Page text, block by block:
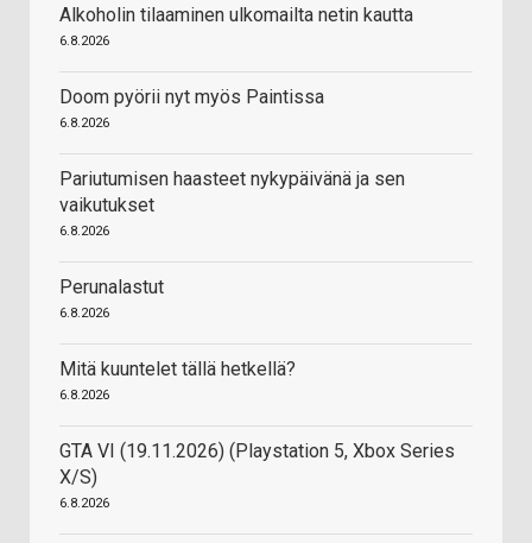
Alkoholin tilaaminen ulkomailta netin kautta
6.8.2026
Doom pyörii nyt myös Paintissa
6.8.2026
Pariutumisen haasteet nykypäivänä ja sen
vaikutukset
6.8.2026
Perunalastut
6.8.2026
Mitä kuuntelet tällä hetkellä?
6.8.2026
GTA VI (19.11.2026) (Playstation 5, Xbox Series
X/S)
6.8.2026